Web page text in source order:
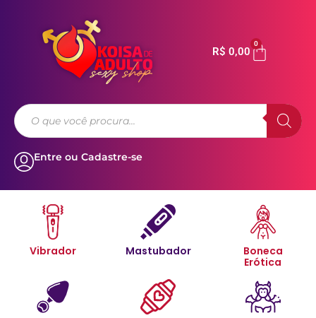
Entre ou Cadastre-se
R$ 0,00
0
Vibrador Mastubador
Boneca
Erótica